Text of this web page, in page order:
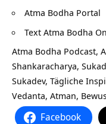
Atma Bodha Portal
Text Atma Bodha
Atma Bodha Podcast,
Shankaracharya,
Sukadev, Tägliche
Vedanta, Atman,
Facebook